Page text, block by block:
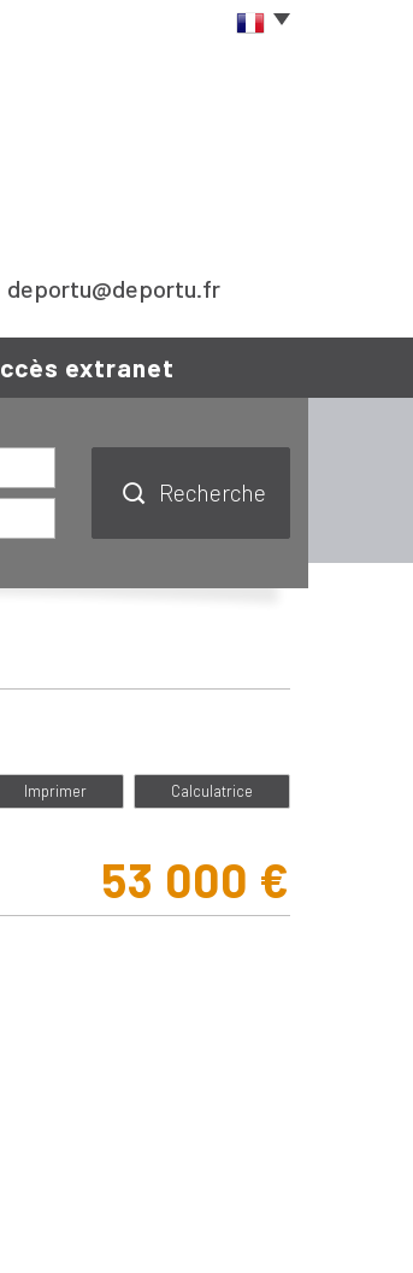
deportu@deportu.fr
Accès extranet
Recherche
Imprimer Calculatrice
53 000 €